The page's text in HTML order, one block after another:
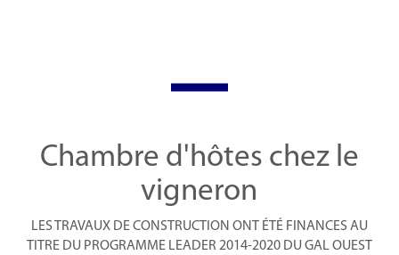
Chambre d'hôtes chez le
vigneron
LES TRAVAUX DE CONSTRUCTION ONT ÉTÉ FINANCES AU
TITRE DU PROGRAMME LEADER 2014-2020 DU GAL OUEST